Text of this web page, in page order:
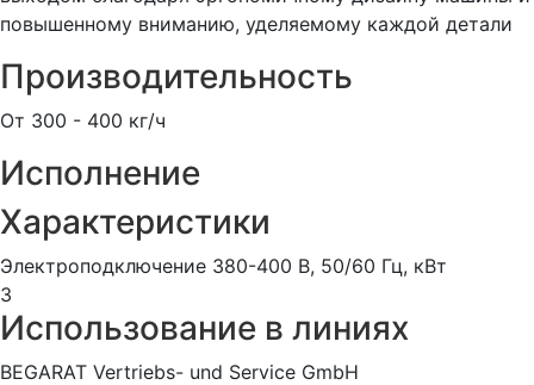
повышенному вниманию, уделяемому каждой детали
Производительность
От 300 - 400 кг/ч
Исполнение
Характеристики
Электроподключение 380-400 В, 50/60 Гц, кВт
3
Использование в линиях
BEGARAT Vertriebs- und Service GmbH